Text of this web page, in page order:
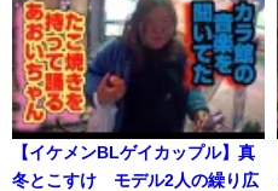
【イケメンBLゲイカップル】真
冬とこすけ モデル2人の繰り広